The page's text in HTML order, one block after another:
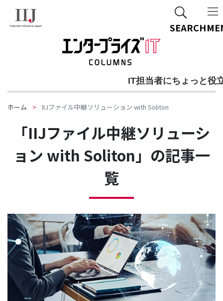
IT担当者にちょっと役
SEARCH
ホーム IIJファイル中継ソリューション with Soliton
「IIJファイル中継ソリューシ
ョン with Soliton」の記事一
覧